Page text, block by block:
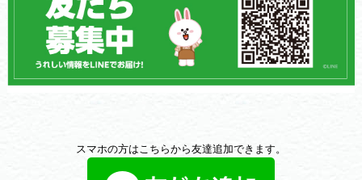
スマホの方はこちらから友達追加できます。